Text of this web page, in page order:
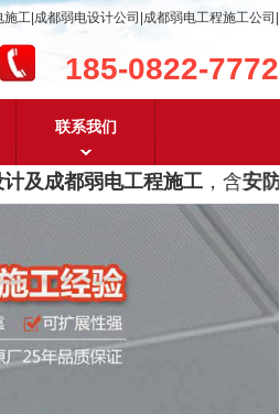
工|成都弱电设计公司|成都弱电工程施工公司|
185-0822-7772
联系我们
成都弱电工程施工，含 安防